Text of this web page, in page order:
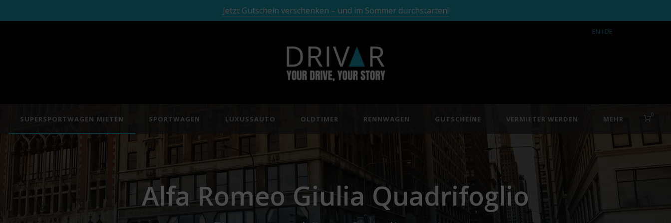
Jetzt Gutschein verschenken – und im Sommer durchstarten!
EN I DE
SUPERSPORTWAGEN MIETEN SPORTWAGEN LUXUSSAUTO OLDTIMER RENNWAGEN GUTSCHEINE VERMIETER WERDEN MEHR 0
Alfa Romeo Giulia Quadrifoglio